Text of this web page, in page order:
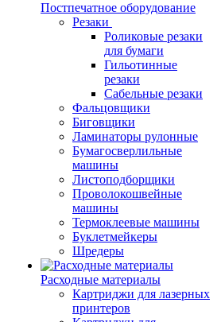
Постпечатное оборудование
Резаки
Роликовые резаки
для бумаги
Гильотинные
резаки
Сабельные резаки
Фальцовщики
Биговщики
Ламинаторы рулонные
Бумагосверлильные
машины
Листоподборщики
Проволокошвейные
машины
Термоклеевые машины
Буклетмейкеры
Шредеры
Расходные материалы
Картриджи для лазерных
принтеров